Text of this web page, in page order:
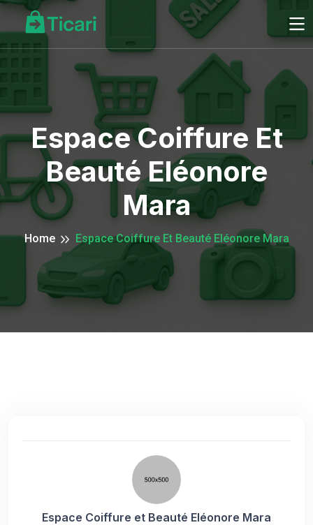
Espace Coiffure Et
Beauté Eléonore
Mara
Home Espace Coiffure Et Beauté Eléonore Mara
Espace Coiffure et Beauté Eléonore Mara